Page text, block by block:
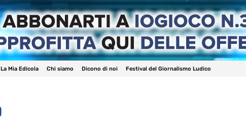
La Mia Edicola Chi siamo Dicono di noi Festival del Giornalismo Ludico